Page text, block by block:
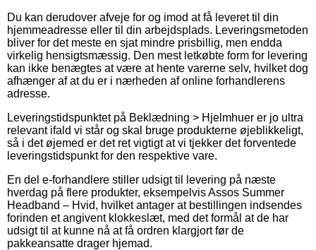
Du kan derudover afveje for og imod at få leveret til din
hjemmeadresse eller til din arbejdsplads. Leveringsmetoden
bliver for det meste en sjat mindre prisbillig, men endda
virkelig hensigtsmæssig. Den mest letkøbte form for levering
kan ikke benægtes at være at hente varerne selv, hvilket dog
afhænger af at du er i nærheden af online forhandlerens
adresse.
Leveringstidspunktet på Beklædning > Hjelmhuer er jo ultra
relevant ifald vi står og skal bruge produkterne øjeblikkeligt,
så i det øjemed er det ret vigtigt at vi tjekker det forventede
leveringstidspunkt for den respektive vare.
En del e-forhandlere stiller udsigt til levering på næste
hverdag på flere produkter, eksempelvis Assos Summer
Headband – Hvid, hvilket antager at bestillingen indsendes
forinden et angivent klokkeslæt, med det formål at de har
udsigt til at kunne nå at få ordren klargjort før de
pakkeansatte drager hjemad.